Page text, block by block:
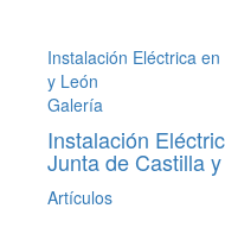
Instalación Eléctrica
y León
Galería
Instalación
Junta de Castilla
Artículos